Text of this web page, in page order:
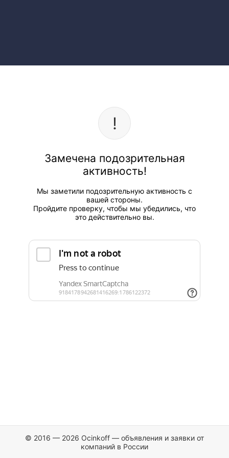
Замечена подозрительная
активность!
Мы заметили подозрительную активность с
вашей стороны.
Пройдите проверку, чтобы мы убедились, что
это действительно вы.
© 2016 — 2026 Ocinkoff — объявления и заявки от
компаний в России